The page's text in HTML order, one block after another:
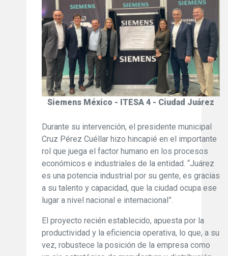
Siemens México - ITESA 4 - Ciudad Juárez
Durante su intervención, el presidente municipal
Cruz Pérez Cuéllar hizo hincapié en el importante
rol que juega el factor humano en los procesos
económicos e industriales de la entidad. “Juárez
es una potencia industrial por su gente, es gracias
a su talento y capacidad, que la ciudad ocupa ese
lugar a nivel nacional e internacional”.
El proyecto recién establecido, apuesta por la
productividad y la eficiencia operativa, lo que, a su
vez, robustece la posición de la empresa como